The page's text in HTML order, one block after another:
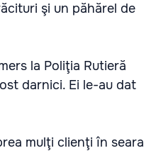
şi un păhărel de
la Poliţia Rutieră
darnici. Ei le-au dat
mulţi clienţi în seara